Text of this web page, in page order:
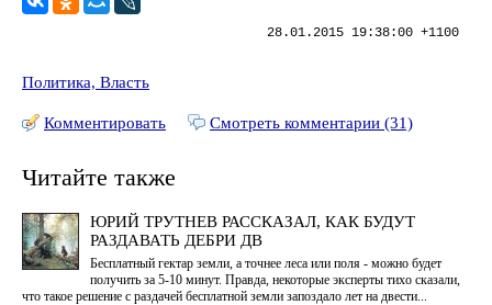
28.01.2015 19:38:00 +1100
Политика, Власть
Комментировать Смотреть комментарии (31)
Читайте также
ЮРИЙ ТРУТНЕВ РАССКАЗАЛ, КАК БУДУТ
РАЗДАВАТЬ ДЕБРИ ДВ
Бесплатный гектар земли, а точнее леса или поля - можно будет
получить за 5-10 минут. Правда, некоторые эксперты тихо сказали,
что такое решение с раздачей бесплатной земли запоздало лет на двести...